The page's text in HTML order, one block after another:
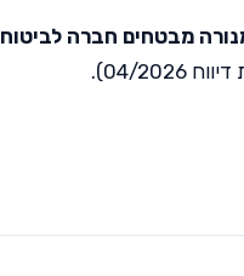
מבטחים חברה לביטוח
2026).